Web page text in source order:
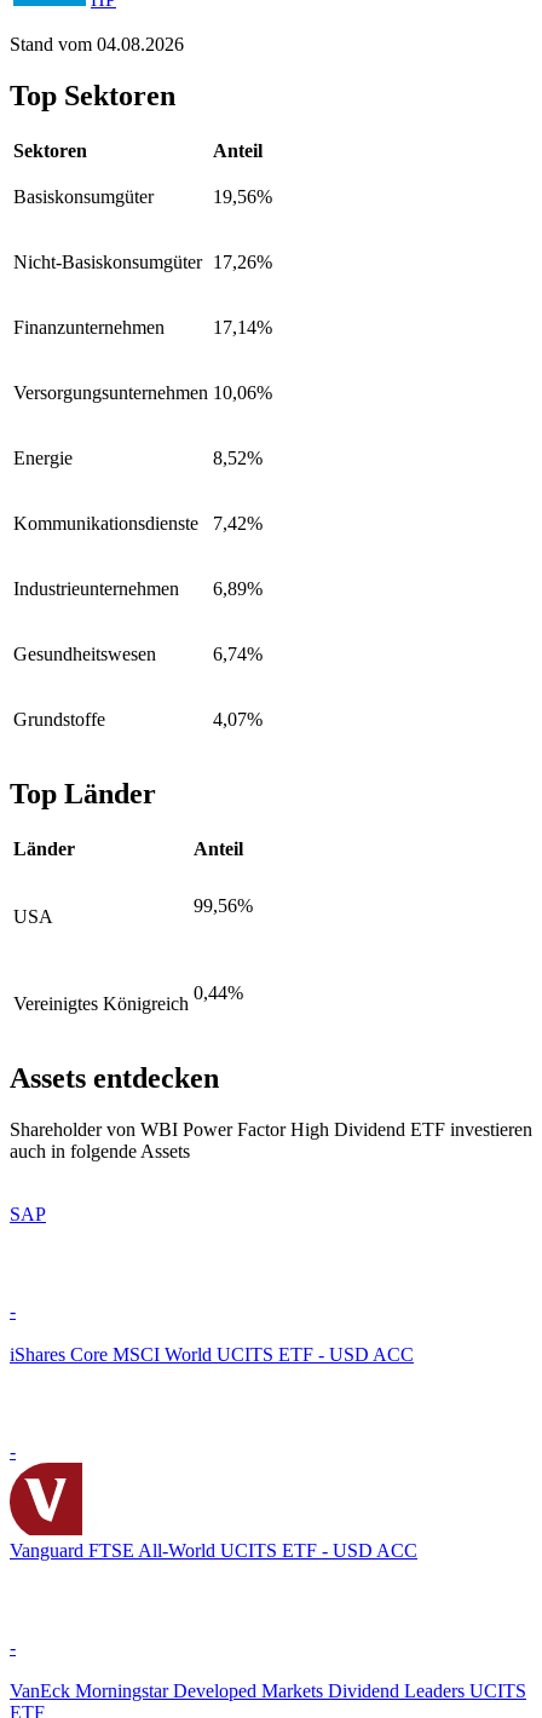
Stand vom 04.08.2026
Top Sektoren
Sektoren Anteil
Basiskonsumgüter 19,56%
Nicht-Basiskonsumgüter 17,26%
Finanzunternehmen 17,14%
Versorgungsunternehmen 10,06%
Energie 8,52%
Kommunikationsdienste 7,42%
Industrieunternehmen 6,89%
Gesundheitswesen 6,74%
Grundstoffe 4,07%
Top Länder
Länder Anteil
USA
99,56%
Vereinigtes Königreich
0,44%
Assets entdecken
Shareholder von WBI Power Factor High Dividend ETF investieren
auch in folgende Assets
SAP
-
iShares Core MSCI World UCITS ETF - USD ACC
-
Vanguard FTSE All-World UCITS ETF - USD ACC
-
VanEck Morningstar Developed Markets Dividend Leaders UCITS
ETF